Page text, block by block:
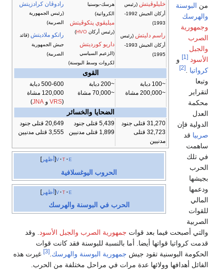
خليلوڤيتش (رئيس
أركان الجيش 1992-
1993)
راسم دليتش (رئيس
أركان الجيش 1993-
1995)
هرسك-بوسنيا
الكرواتية)
ميليڤوي پتكوڤيتش
(رئيس أركان HVO
)
داريو كورديتش
(الزعيم السياسي
لكروات وسط البوسنة)
رادوڤان كرادزيتش
(رئيس الجمهورية
الصربية)
راتكو ملاديتش (قائد
جيش الجمهورية
الصربية)
القوى
~100 دبابة
~200,000 مشاة
~200 دبابة
~70,000 مشاة
500-600 دبابة
120,000 مشاة
(
VRS و JNA
)
الضحايا والخسائر
31,270 قتلى جنود
32,723 قتلى
مدنيين
5,439 قتلى جنود
1,899 قتلى مدنيين
20,649 قتلى جنود
3,555 قتلى مدنيين
أظهر v t e
الحروب اليوغسلافية
أظهر v t e
الحرب في البوسنة والهرسك
من البوسنة
والهرسك
وجمهورية
الصرب
والجبل
الأسود [1]
و
كرواتيا
[2]
وتبعا
لتقراير
محكمة
العدل
الدولية فإن
صربيا قد
ساهمت
في تلك
الحرب
بجيشها
ودعمها
المالي
للقوات
الصربية
والتي أصبحت فيما بعد قوات جمهورية الصرب والجبل الأسود
. وقد
قدمت كرواتيا قواتها أيضا. أما بالنسبة للبوسنة فقد كانت قوات
الحكومة البوسنية تقود جيش جمهورية البوسنة والهرسك [3]
غيرت هذه
الفائل أهدافها وولائها عدة مرات في مراحل مختلفة من الحرب.